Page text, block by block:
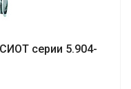
серии 5.904-